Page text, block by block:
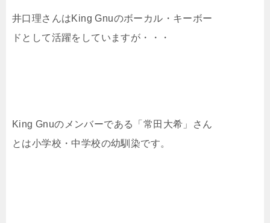
井口理さんはKing Gnuのボーカル・キーボー
ドとして活躍をしていますが・・・
King Gnuのメンバーである「常田大希」さん
とは小学校・中学校の幼馴染です。